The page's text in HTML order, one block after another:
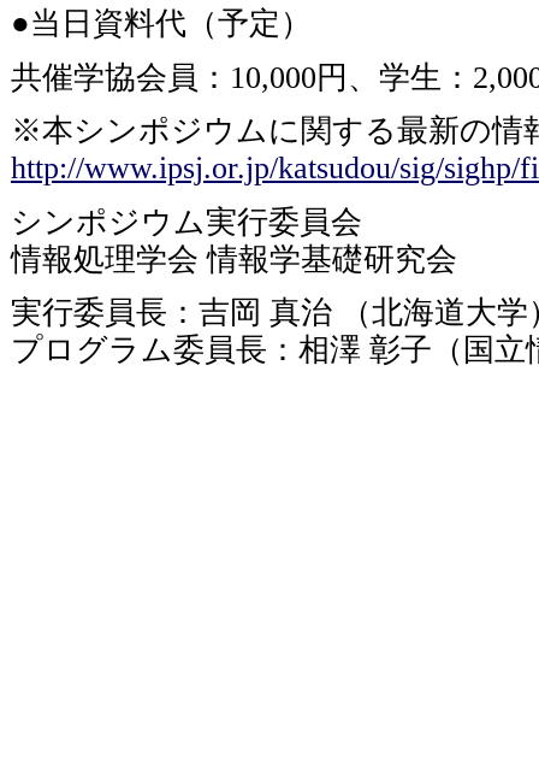
●当日資料代（予定）
共催学協会員：10,000円、学生：
※本シンポジウムに関する最新の情
http://www.ipsj.or.jp/katsudou/sig/sighp/
シンポジウム実行委員会
情報処理学会 情報学基礎研究会
実行委員長：吉岡 真治 （北海道大
プログラム委員長：相澤 彰子（国